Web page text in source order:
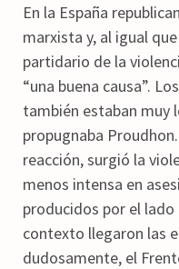
En la España
marxista y, al igual
partidario de la
“una buena causa”.
también estaban muy
propugnaba
reacción, surgió la
menos intensa en
producidos por el
contexto llegaron las
dudosamente, el